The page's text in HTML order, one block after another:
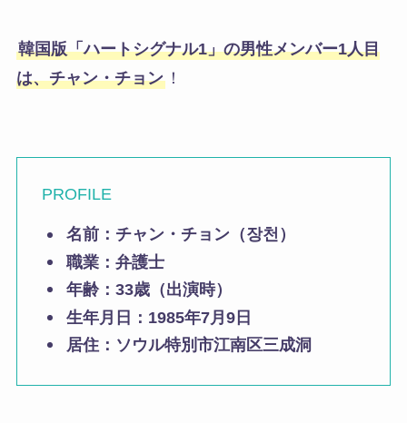
韓国版「ハートシグナル1」の男性メンバー1人目
は、チャン・チョン！
PROFILE
名前：チャン・チョン（장천）
職業：弁護士
年齢：33歳（出演時）
生年月日：1985年7月9日
居住：ソウル特別市江南区三成洞